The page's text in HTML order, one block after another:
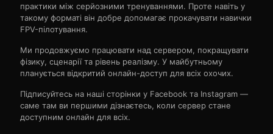
практики між серйозними тренуваннями. Проте навіть у
такому форматі він добре допомагає прокачувати навички
FPV-пілотування.
Ми продовжуємо працювати над сервером, покращувати
фізику, сценарії та рівень реалізму. У майбутньому
планується відкритий онлайн-доступ для всіх охочих.
Підписуйтесь на наші сторінки у Facebook та Instagram —
саме там ви першими дізнаєтесь, коли сервер стане
доступним онлайн для всіх.